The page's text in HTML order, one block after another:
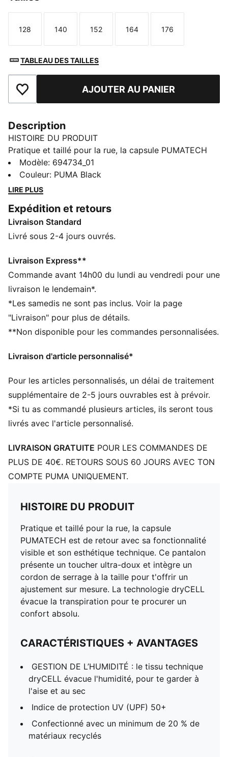
Taille
128
Taille
140
Taille
152
Taille
164
Taille
176
TABLEAU DES TAILLES
Ajouter aux favorisAJOUTER AU PANIER
Description
HISTOIRE DU PRODUIT
Pratique et taillé pour la rue, la capsule PUMATECH
est de retour avec sa fonctionnalité visible et son
esthétique technique. Ce pantalon présente un toucher
ultra-doux et intègre un cordon de serrage à la taille
dryCELL évacue la transpiration pour te procurer un
confort absolu.
CARACTÉRISTIQUES + AVANTAGES
évacue l'humidité, pour te garder à l'aise et au sec
Indice de protection UV (UPF) 50+
Confectionné avec un minimum de 20 % de matériaux
DÉTAILS
Conçu pour : compléter tes tenues de tous les jours
Coupe : régulière
Ourlets fermés
respirabilité et la légèreté
Taille élastique avec cordon de serrage interne
Taille : moyen
Poches : Poche latérale
PUMA Enfant et Adolescent : recommandé pour les
enfants et les ados, de 8 à 16 ans
Modèle: 694734_01
Couleur: PUMA Black
LIRE PLUS
Expédition et retours
Livraison Standard
Livré sous 2-4 jours ouvrés.
Livraison Express**
Commande avant 14h00 du lundi au vendredi pour une
livraison le lendemain*.
*Les samedis ne sont pas inclus. Voir la page
"Livraison" pour plus de détails.
**Non disponible pour les commandes personnalisées.
Livraison d'article personnalisé*
Pour les articles personnalisés, un délai de traitement
supplémentaire de 2-5 jours ouvrables est à prévoir.
*Si tu as commandé plusieurs articles, ils seront tous
livrés avec l'article personnalisé.
LIVRAISON GRATUITE POUR LES COMMANDES DE
PLUS DE 40€. RETOURS SOUS 60 JOURS AVEC TON
COMPTE PUMA UNIQUEMENT.
HISTOIRE DU PRODUIT
Pratique et taillé pour la rue, la capsule
PUMATECH est de retour avec sa fonctionnalité
visible et son esthétique technique. Ce pantalon
présente un toucher ultra-doux et intègre un
cordon de serrage à la taille pour t'offrir un
ajustement sur mesure. La technologie dryCELL
évacue la transpiration pour te procurer un
confort absolu.
CARACTÉRISTIQUES + AVANTAGES
GESTION DE L’HUMIDITÉ : le tissu technique
dryCELL évacue l'humidité, pour te garder à
l'aise et au sec
Indice de protection UV (UPF) 50+
Confectionné avec un minimum de 20 % de
matériaux recyclés